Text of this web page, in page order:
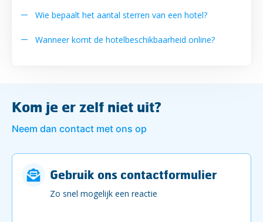
Wie bepaalt het aantal sterren van een hotel?
Wanneer komt de hotelbeschikbaarheid online?
Kom je er zelf niet uit?
Neem dan contact met ons op
Gebruik ons contactformulier
Zo snel mogelijk een reactie